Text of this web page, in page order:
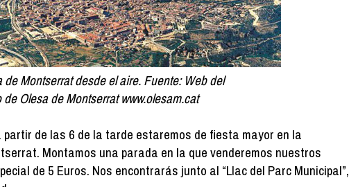
de Montserrat desde el aire. Fuente: Web del
Olesa de Montserrat www.olesam.cat
partir de las 6 de la tarde estaremos de fiesta mayor en la
Montamos una parada en la que venderemos nuestros
de 5 Euros. Nos encontrarás junto al “Llac del Parc Municipal”,